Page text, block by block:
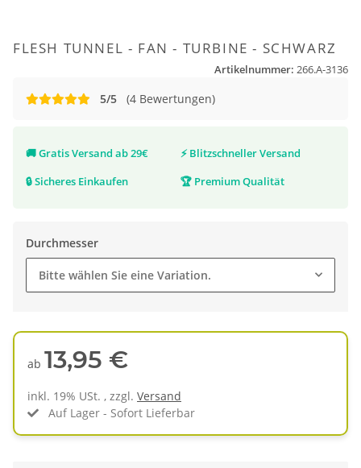
FLESH TUNNEL - FAN - TURBINE - SCHWARZ
Artikelnummer: 266.A-3136
5/5 (4 Bewertungen)
🚚Gratis Versand ab 29€ ⚡ Blitzschneller Versand
🔒Sicheres Einkaufen 🏆 Premium Qualität
Durchmesser
Bitte wählen Sie eine Variation.
ab 13,95 €
inkl. 19% USt. , zzgl. Versand
Auf Lager - Sofort Lieferbar